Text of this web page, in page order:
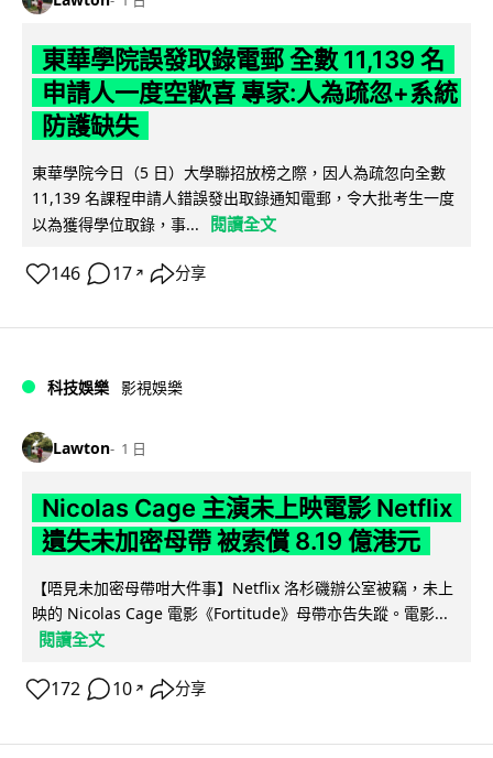
東華學院誤發取錄電郵 全數 11,139 名
申請人一度空歡喜 專家:人為疏忽+系統
防護缺失
東華學院今日（5 日）大學聯招放榜之際，因人為疏忽向全數
11,139 名課程申請人錯誤發出取錄通知電郵，令大批考生一度
以為獲得學位取錄，事...
閱讀全文
146 17 ↗ 分享
科技娛樂 影視娛樂
Lawton 1 日
Nicolas Cage 主演未上映電影 Netflix
遺失未加密母帶 被索償 8.19 億港元
【唔見未加密母帶咁大件事】Netflix 洛杉磯辦公室被竊，未上
映的 Nicolas Cage 電影《Fortitude》母帶亦告失蹤。電影...
閱讀全文
172 10 ↗ 分享